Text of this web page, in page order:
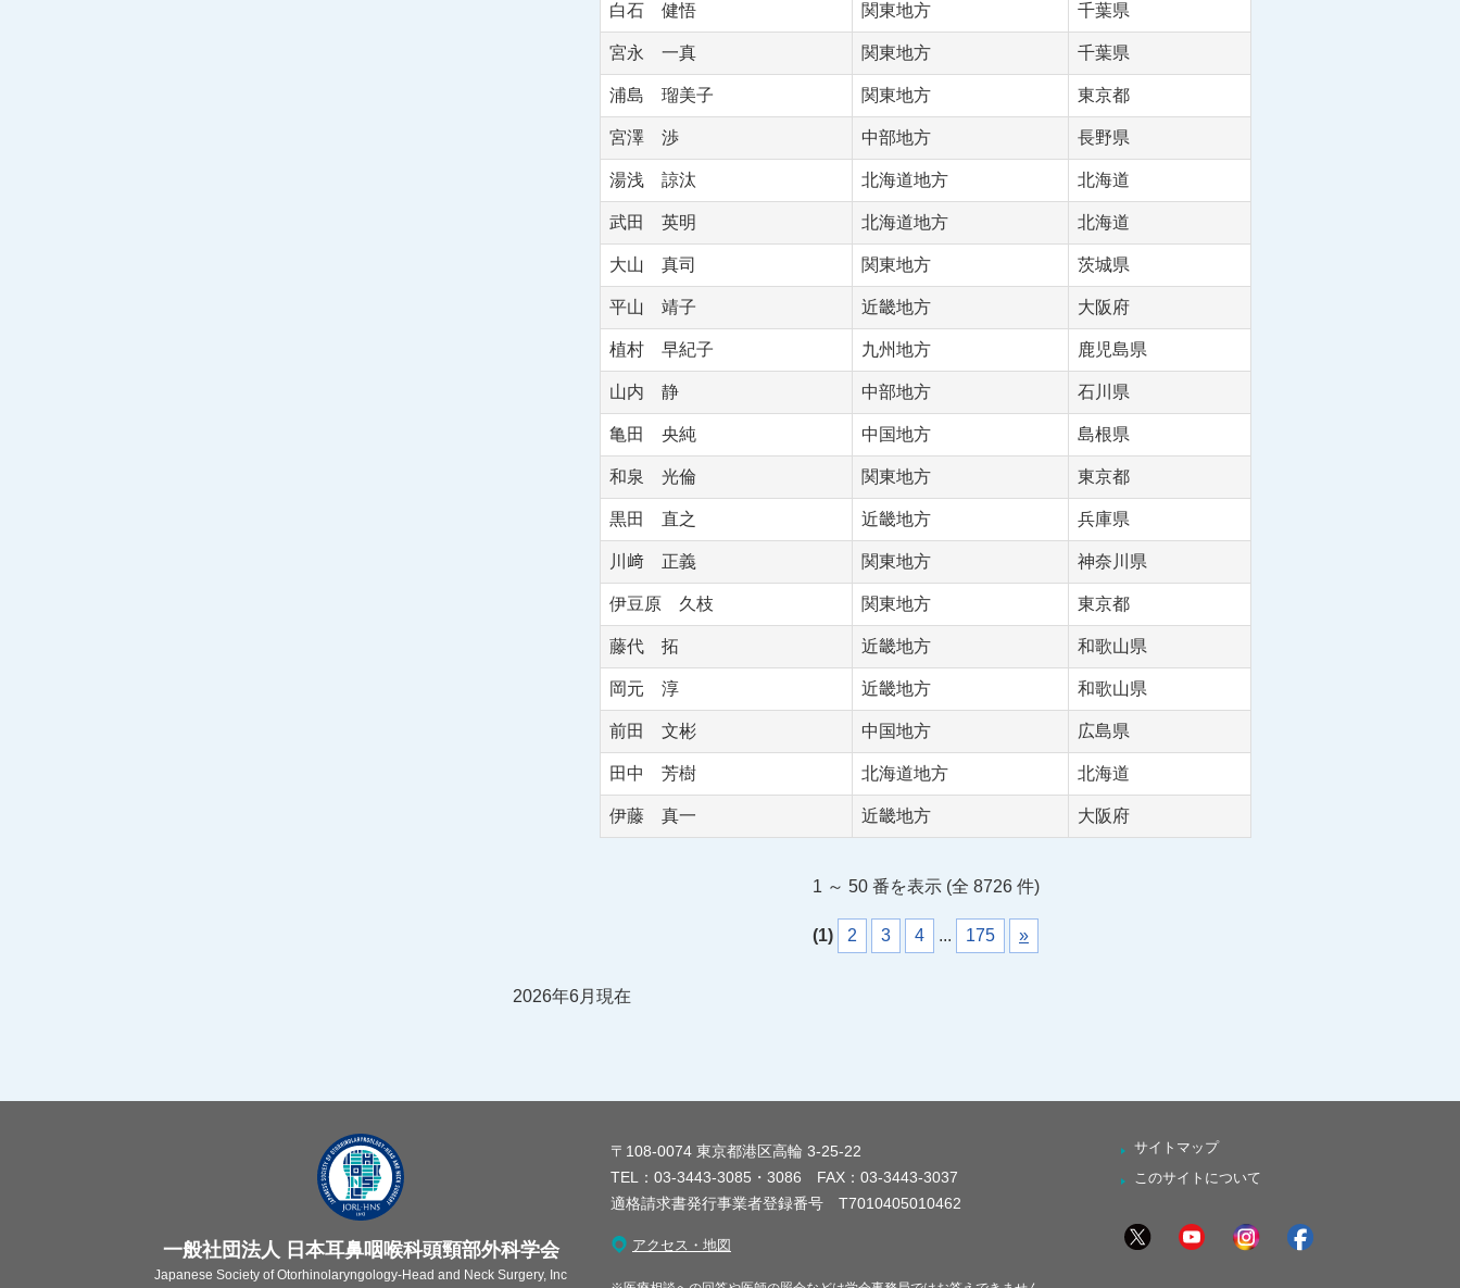
白石 健悟 関東地方 千葉県
宮永 一真 関東地方 千葉県
浦島 瑠美子 関東地方 東京都
宮澤 渉 中部地方 長野県
湯浅 諒汰 北海道地方 北海道
武田 英明 北海道地方 北海道
大山 真司 関東地方 茨城県
平山 靖子 近畿地方 大阪府
植村 早紀子 九州地方 鹿児島県
山内 静 中部地方 石川県
亀田 央純 中国地方 島根県
和泉 光倫 関東地方 東京都
黒田 直之 近畿地方 兵庫県
川﨑 正義 関東地方 神奈川県
伊豆原 久枝 関東地方 東京都
藤代 拓 近畿地方 和歌山県
岡元 淳 近畿地方 和歌山県
前田 文彬 中国地方 広島県
田中 芳樹 北海道地方 北海道
伊藤 真一 近畿地方 大阪府
1 ～ 50 番を表示 (全 8726 件)
(1) 2 3 4 ... 175 »
2026年6月現在
一般社団法人 日本耳鼻咽喉科頭頸部外科学会
Japanese Society of Otorhinolaryngology-Head and Neck Surgery, Inc
〒108-0074 東京都港区高輪 3-25-22
TEL：03-3443-3085・3086 FAX：03-3443-3037
適格請求書発行事業者登録番号 T7010405010462
アクセス・地図
サイトマップ
このサイトについて